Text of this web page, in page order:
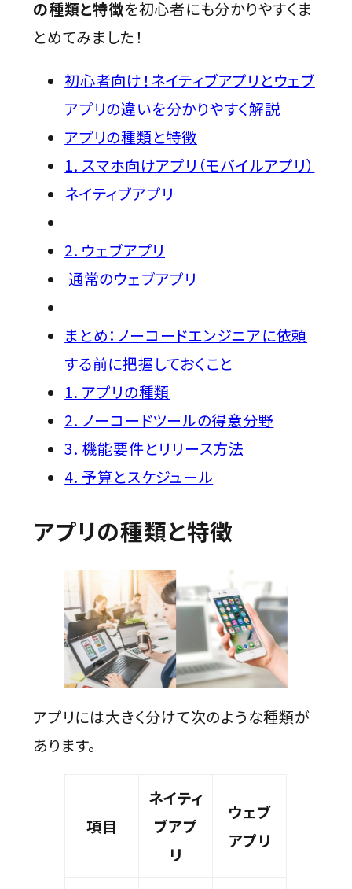
の種類と特徴を初心者にも分かりやすくま
とめてみました！
初心者向け！ネイティブアプリとウェブ
アプリの違いを分かりやすく解説
アプリの種類と特徴
1. スマホ向けアプリ（モバイルアプリ）
ネイティブアプリ
2. ウェブアプリ
通常のウェブアプリ
まとめ：ノーコードエンジニアに依頼
する前に把握しておくこと
1. アプリの種類
2. ノーコードツールの得意分野
3. 機能要件とリリース方法
4. 予算とスケジュール
アプリの種類と特徴
アプリには大きく分けて次のような種類が
あります。
項目
ネイティ
ブアプ
リ
ウェブ
アプリ